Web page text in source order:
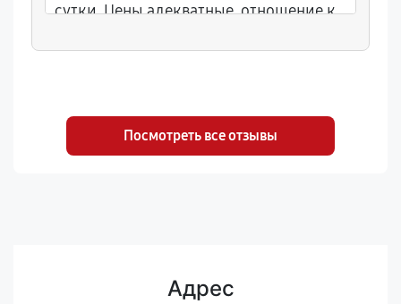
сутки. Цены адекватные, отношение к
Посмотреть все отзывы
Адрес